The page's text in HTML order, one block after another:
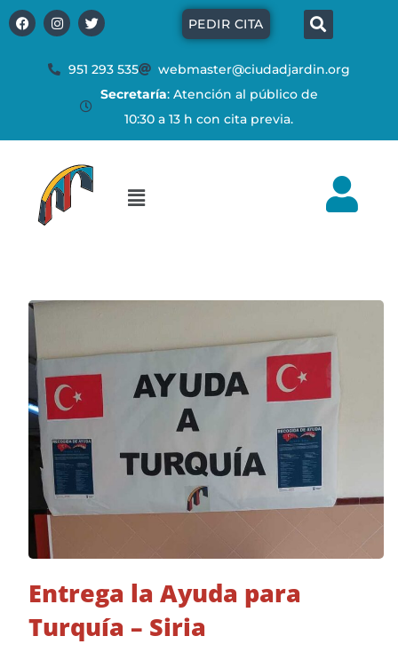
contenido
F
a
I
n
a
T
w
t
PEDIR CITA
951 293 535
webmaster@ciudadjardin.org
Secretaría: Atención al público de
10:30 a 13 h con cita previa.
Flyout
Entrega la Ayuda para
Turquía – Siria